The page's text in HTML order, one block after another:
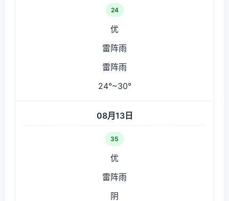
24
优
雷阵雨
雷阵雨
24°~30°
08月13日
35
优
雷阵雨
阴